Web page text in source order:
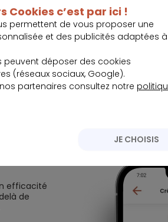
retraite,
0
efficacité
de
Cookies c’est par ici !
permettent de vous proposer une
et des publicités adaptées
peuvent déposer des cookies
(réseaux sociaux, Google).
partenaires consultez notre
JE CHOISIS